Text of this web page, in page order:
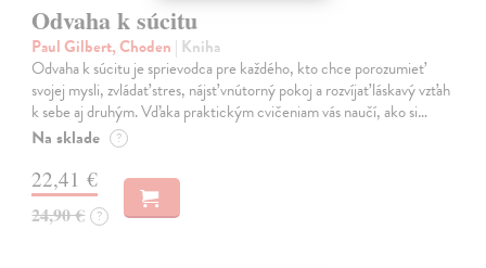
Odvaha k súcitu
Paul Gilbert, Choden | Kniha
Odvaha k súcitu je sprievodca pre každého, kto chce porozumieť
svojej mysli, zvládať stres, nájsť vnútorný pokoj a rozvíjať láskavý vzťah
k sebe aj druhým. Vďaka praktickým cvičeniam vás naučí, ako si…
Na sklade ?
22,41 €
24,90 € ?